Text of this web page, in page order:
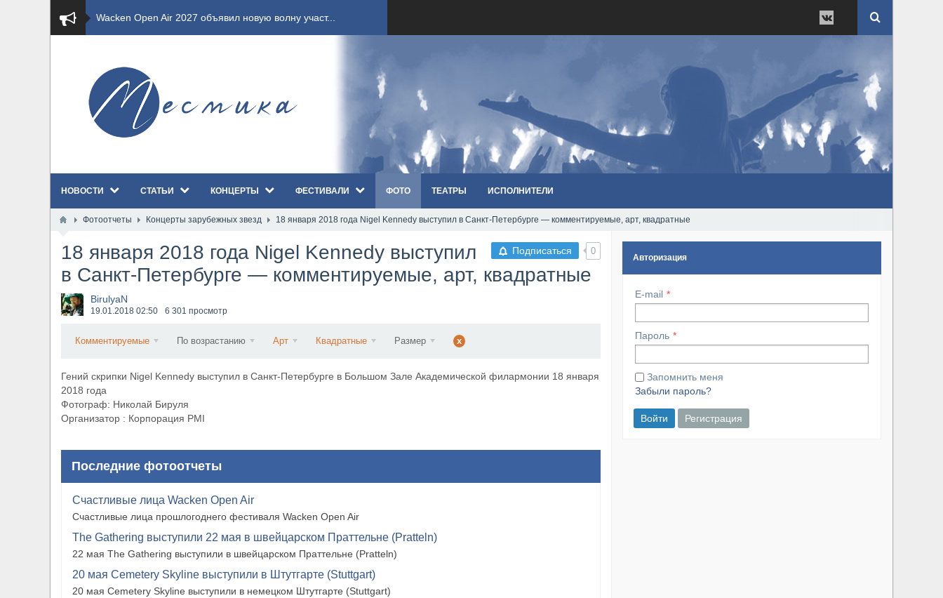
​Wacken Open Air 2027 объявил новую волну участ...
​Wacken Open Air 2026 полностью распродан
GHOST возвращаются на большие экраны с новым ко...
​Wacken Open Air 2026: открыт новый портал Cash...
Всероссийский рок-фестиваль HAMMER FEST впервые...
XANDRIA представили новый сингл под названием «...
НОВОСТИ СТАТЬИ КОНЦЕРТЫ ФЕСТИВАЛИ ФОТО ТЕАТРЫ ИСПОЛНИТЕЛИ
Фотоотчеты Концерты зарубежных звезд 18 января 2018 года Nigel Kennedy выступил в Санкт-Петербурге — комментируемые, арт, квадратные
Подписаться 0
18 января 2018 года Nigel Kennedy выступил
в Санкт-Петербурге — комментируемые, арт, квадратные
BirulyaN
19.01.2018 02:50 6 301 просмотр
Комментируемые По возрастанию Арт Квадратные Размер x
Гений скрипки Nigel Kennedy выступил в Санкт-Петербурге в Большом Зале Академической филармонии 18 января
2018 года
Фотограф: Николай Бируля
Организатор : Корпорация PMI
Последние фотоотчеты
Счастливые лица Wacken Open Air
Счастливые лица прошлогоднего фестиваля Wacken Open Air
The Gathering выступили 22 мая в швейцарском Праттельне (Pratteln)
22 мая The Gathering выступили в швейцарском Праттельне (Pratteln)
20 мая Cemetery Skyline выступили в Штутгарте (Stuttgart)
20 мая Cemetery Skyline выступили в немецком Штутгарте (Stuttgart)
Авторизация
E-mail
Пароль
Запомнить меня
Забыли пароль?
Войти Регистрация